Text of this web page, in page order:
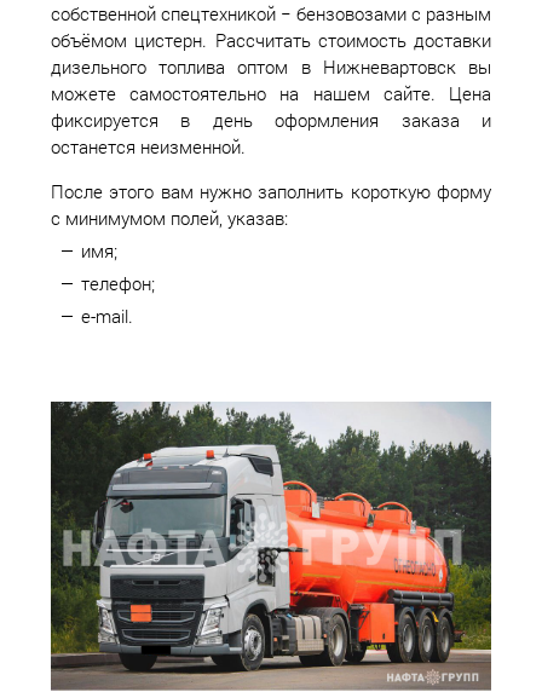
собственной спецтехникой − бензовозами с разным
объёмом цистерн. Рассчитать стоимость доставки
дизельного топлива оптом в Нижневартовск вы
можете самостоятельно на нашем сайте. Цена
фиксируется в день оформления заказа и
останется неизменной.
После этого вам нужно заполнить короткую форму
с минимумом полей, указав:
имя;
телефон;
e-mail.